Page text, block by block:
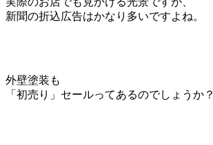
新聞の折込広告はかなり多いですよね。
外壁塗装も
「初売り」セールってあるのでしょうか？